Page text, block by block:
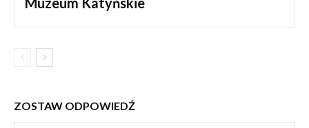
ZOSTAW ODPOWIEDŹ